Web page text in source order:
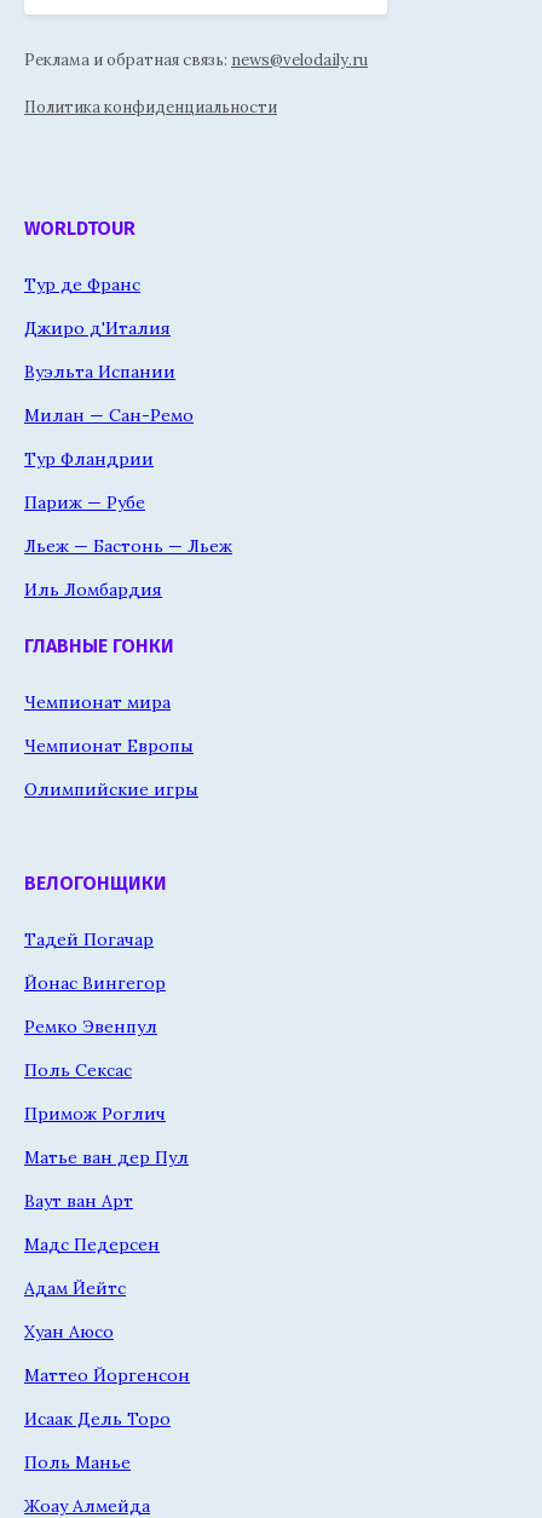
Реклама и обратная связь: news@velodaily.ru
Политика конфиденциальности
WORLDTOUR
Тур де Франс
Джиро д'Италия
Вуэльта Испании
Милан — Сан-Ремо
Тур Фландрии
Париж — Рубе
Льеж — Бастонь — Льеж
Иль Ломбардия
ГЛАВНЫЕ ГОНКИ
Чемпионат мира
Чемпионат Европы
Олимпийские игры
ВЕЛОГОНЩИКИ
Тадей Погачар
Йонас Вингегор
Ремко Эвенпул
Поль Сексас
Примож Роглич
Матье ван дер Пул
Ваут ван Арт
Мадс Педерсен
Адам Йейтс
Хуан Аюсо
Маттео Йоргенсон
Исаак Дель Торо
Поль Манье
Жоау Алмейда